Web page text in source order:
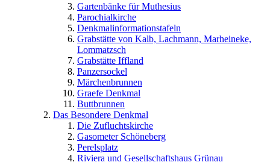
Gartenbänke für Muthesius
Parochialkirche
Denkmalinformationstafeln
Grabstätte von Kalb, Lachmann, Marheineke,
Lommatzsch
Grabstätte Iffland
Panzersockel
Märchenbrunnen
Graefe Denkmal
Buttbrunnen
Das Besondere Denkmal
Die Zufluchtskirche
Gasometer Schöneberg
Perelsplatz
Riviera und Gesellschaftshaus Grünau